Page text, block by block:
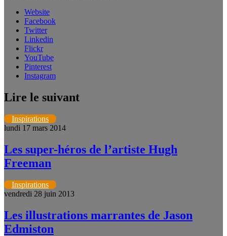
Website
Facebook
Twitter
Linkedin
Flickr
YouTube
Pinterest
Instagram
Lire le suivant
Inspirations
lundi 17 mars 2014
Les super-héros de l’artiste Hugh
Freeman
Inspirations
vendredi 28 juin 2013
Les illustrations marrantes de Jason
Edmiston